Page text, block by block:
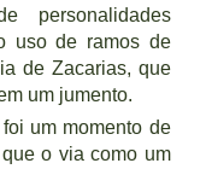
personalidades
uso de ramos de
de Zacarias, que
um jumento.
um momento de
o via como um